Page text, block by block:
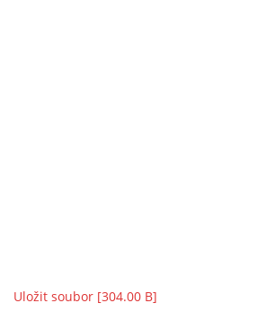
Uložit soubor [304.00 B]